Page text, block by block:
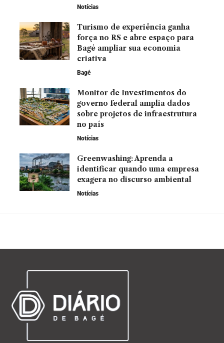
Notícias
Turismo de experiência ganha
força no RS e abre espaço para
Bagé ampliar sua economia
criativa
Bagé
Monitor de Investimentos do
governo federal amplia dados
sobre projetos de infraestrutura
no país
Notícias
Greenwashing: Aprenda a
identificar quando uma empresa
exagera no discurso ambiental
Notícias